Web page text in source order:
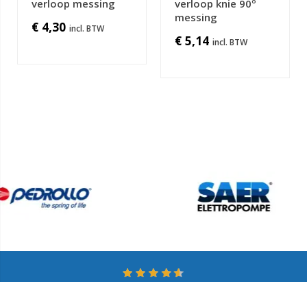
verloop messing
€ 4,30
verloop knie 90º
messing
€ 5,14